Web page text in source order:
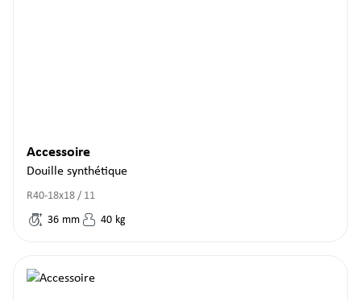
Accessoire
Douille synthétique
R40-18x18 / 11
36 mm 40 kg